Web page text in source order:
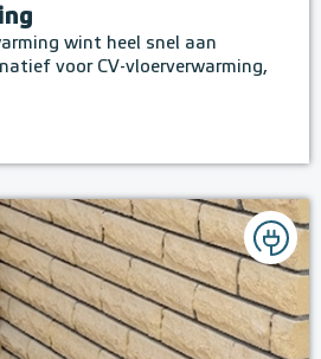
wint heel snel aan
voor CV-vloerverwarming,